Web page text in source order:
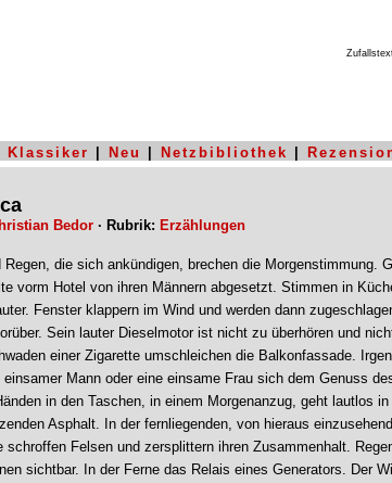
Klassiker Neu Netzbibliothek
Bedor · Rubrik: Erzählungen
Regen, die sich ankündigen, brechen die Morgenstimmung.
vorm Hotel von ihren Männern abgesetzt. Stimmen in
Fenster klappern im Wind und werden dann
Sein lauter Dieselmotor ist nicht zu überhören und
einer Zigarette umschleichen die Balkonfassade.
Mann oder eine einsame Frau sich dem Genuss
in den Taschen, in einem Morgenanzug, geht lautlos
Asphalt. In der fernliegenden, von hieraus
schroffen Felsen und zersplittern ihren Zusammenhalt.
sichtbar. In der Ferne das Relais eines Generators. Der